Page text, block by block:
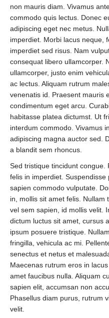
non mauris diam. Vivamus
commodo quis lectus. Donec
adipiscing eget nec metus.
imperdiet. Morbi lacus neque,
imperdiet sed risus. Nam
consequat libero ullamcorper.
ullamcorper, justo enim
ac lectus. Aliquam rutrum
venenatis id. Praesent mauris
condimentum eget arcu.
habitasse platea dictumst. Ut
interdum commodo. Vivamus
adipiscing magna auctor sed.
a blandit sem rhoncus.
Sed tristique tincidunt
felis in imperdiet.
sapien commodo vulputate.
in, mollis sit amet felis. Nullam
vel sem sapien, id mollis velit.
dictum luctus sit amet, cursus
ipsum posuere tristique.
fringilla, vehicula ac mi.
senectus et netus et
Maecenas rutrum eros in
amet faucibus nulla. Aliquam
sapien elit, accumsan non
Phasellus diam purus, rutrum
velit.